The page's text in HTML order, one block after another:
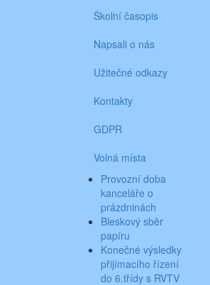
Školní časopis
Napsali o nás
Užitečné odkazy
Kontakty
GDPR
Volná místa
Provozní doba
kanceláře o
prázdninách
Bleskový sběr
papíru
Konečné výsledky
přijímacího řízení
do 6.třídy s RVTV